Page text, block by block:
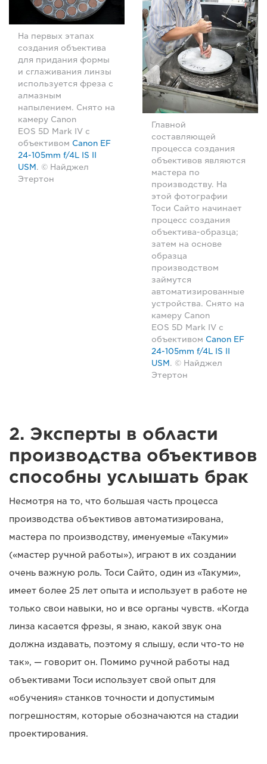
На первых этапах
создания объектива
для придания формы
и сглаживания линзы
используется фреза с
алмазным
напылением. Снято на
камеру Canon
EOS 5D Mark IV с
объективом Canon EF
24-105mm f/4L IS II
USM. © Найджел
Этертон
Главной
составляющей
процесса создания
объективов являются
мастера по
производству. На
этой фотографии
Тоси Сайто начинает
процесс создания
объектива-образца;
затем на основе
образца
производством
займутся
автоматизированные
устройства. Снято на
камеру Canon
EOS 5D Mark IV с
объективом Canon EF
24-105mm f/4L IS II
USM . © Найджел
Этертон
2. Эксперты в области
производства объективов
способны услышать брак
Несмотря на то, что большая часть процесса
производства объективов автоматизирована,
мастера по производству, именуемые «Такуми»
(«мастер ручной работы»), играют в их создании
очень важную роль. Тоси Сайто, один из «Такуми»,
имеет более 25 лет опыта и использует в работе не
только свои навыки, но и все органы чувств. «Когда
линза касается фрезы, я знаю, какой звук она
должна издавать, поэтому я слышу, если что-то не
так», — говорит он. Помимо ручной работы над
объективами Тоси использует свой опыт для
«обучения» станков точности и допустимым
погрешностям, которые обозначаются на стадии
проектирования.